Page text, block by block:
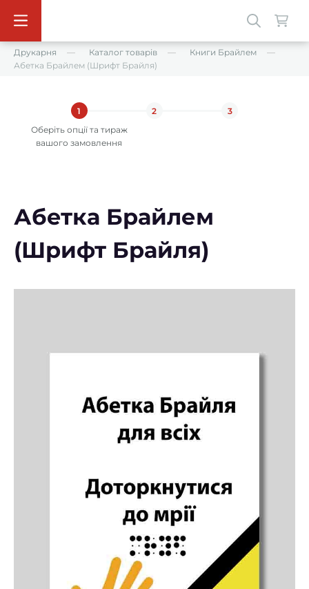
Друкарня Каталог товарів
Книги Брайлем
Абетка Брайлем (Шрифт Брайля)
1
Оберіть опції та тираж
вашого замовлення
2 3
Абетка Брайлем
(Шрифт Брайля)